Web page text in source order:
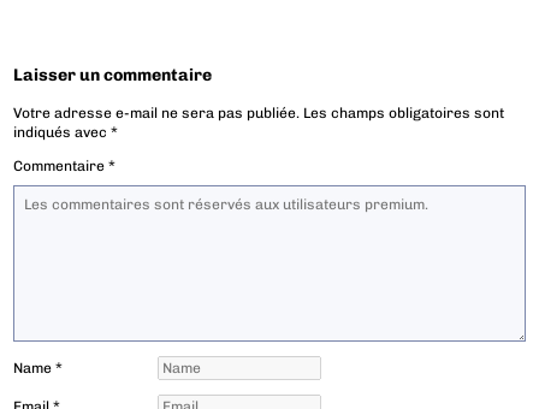
Laisser un commentaire
Votre adresse e-mail ne sera pas publiée. Les champs obligatoires sont
indiqués avec*
Commentaire*
Name*